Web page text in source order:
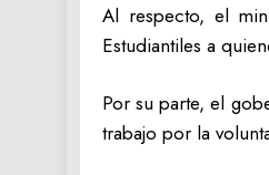
Al respecto, el
Estudiantiles a
Por su parte, el
trabajo por la